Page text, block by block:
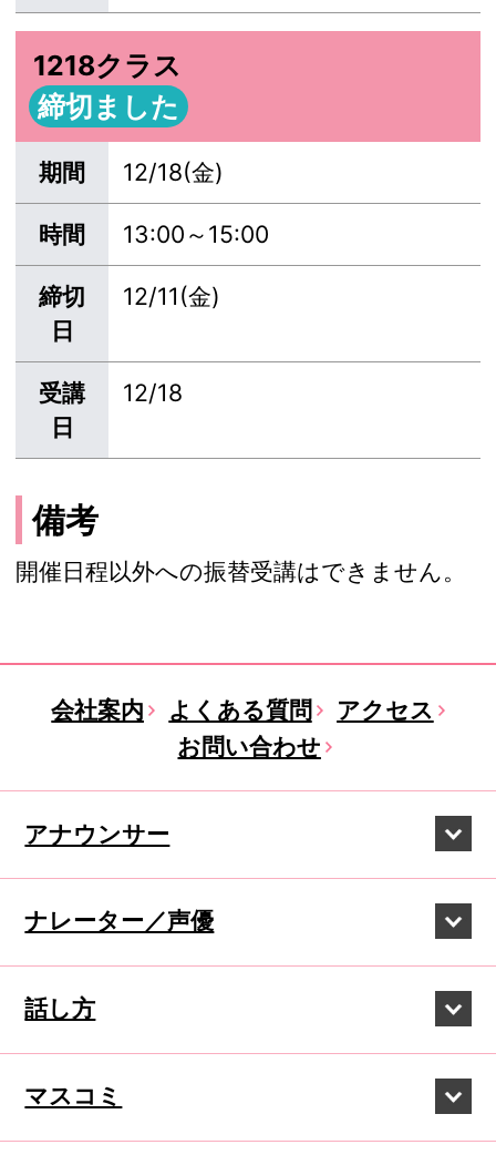
1218クラス
締切ました
期間 12/18(金)
時間 13:00～15:00
締切
日
12/11(金)
受講
日
12/18
備考
開催日程以外への振替受講はできません。
会社案内 よくある質問
アクセス
お問い合わせ
アナウンサー
ナレーター／声優
話し方
マスコミ